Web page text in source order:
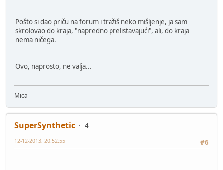
Pošto si dao priču na forum i tražiš neko mišljenje, ja sam
skrolovao do kraja, "napredno prelistavajući", ali, do kraja
nema ničega.
Ovo, naprosto, ne valja...
Mica
SuperSynthetic
4
#6
12-12-2013, 20:52:55